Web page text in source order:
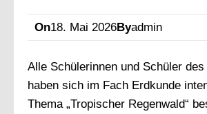
On18. Mai 2026Byadmin
Alle Schülerinnen und Schüler
haben sich im Fach Erdkunde
Thema „Tropischer Regenwald“